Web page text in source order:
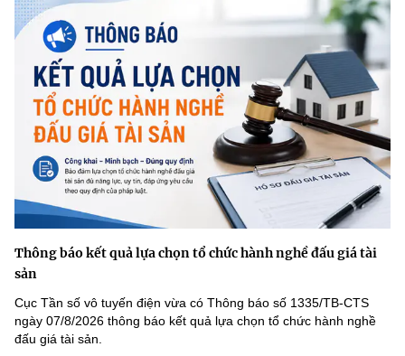
(Ghi rõ nguồn "https://mst.gov.vn" khi phát hành lại thông tin từ
website này)
Thông báo kết quả lựa chọn tổ chức hành nghề đấu giá tài
sản
Cục Tần số vô tuyến điện vừa có Thông báo số 1335/TB-CTS
ngày 07/8/2026 thông báo kết quả lựa chọn tổ chức hành nghề
đấu giá tài sản.